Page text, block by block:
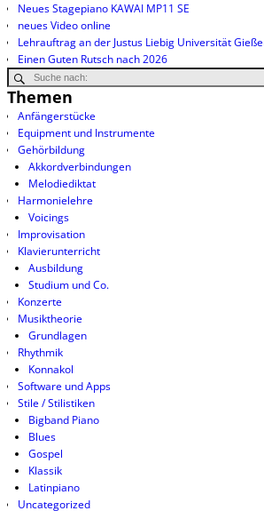
Neues Stagepiano KAWAI MP11 SE
neues Video online
Lehrauftrag an der Justus Liebig Universität
Einen Guten Rutsch nach 2026
Themen
Anfängerstücke
Equipment und Instrumente
Gehörbildung
Akkordverbindungen
Melodiediktat
Harmonielehre
Voicings
Improvisation
Klavierunterricht
Ausbildung
Studium und Co.
Konzerte
Musiktheorie
Grundlagen
Rhythmik
Konnakol
Software und Apps
Stile / Stilistiken
Bigband Piano
Blues
Gospel
Klassik
Latinpiano
Uncategorized